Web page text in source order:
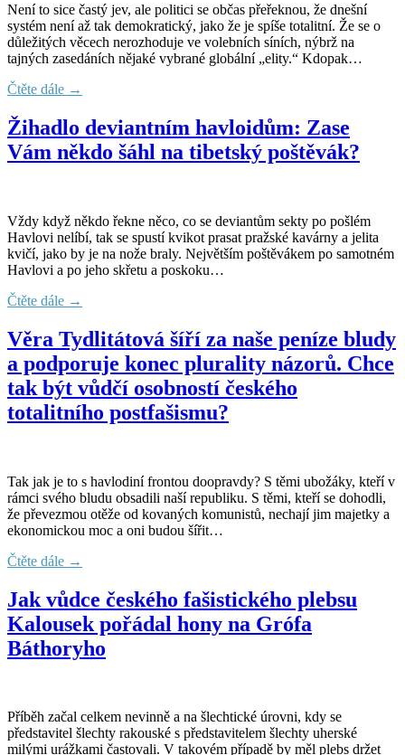
Není to sice častý jev, ale politici se občas přeřeknou, že dnešní
systém není až tak demokratický, jako že je spíše totalitní. Že se o
důležitých věcech nerozhoduje ve volebních síních, nýbrž na
tajných zasedáních nějaké vybrané globální „elity.“ Kdopak…
Čtěte dále →
Žihadlo deviantním havloidům: Zase
Vám někdo šáhl na tibetský poštěvák?
Vždy když někdo řekne něco, co se deviantům sekty po pošlém
Havlovi nelíbí, tak se spustí kvikot prasat pražské kavárny a jelita
kvičí, jako by je na nože braly. Největším poštěvákem po samotném
Havlovi a po jeho skřetu a poskoku…
Čtěte dále →
Věra Tydlitátová šíří za naše peníze bludy
a podporuje konec plurality názorů. Chce
tak být vůdčí osobností českého
totalitního postfašismu?
Tak jak je to s havlodiní frontou doopravdy? S těmi ubožáky, kteří v
rámci svého bludu obsadili naší republiku. S těmi, kteří se dohodli,
že převezmou otěže od kovaných komunistů, nechají jim majetky a
ekonomickou moc a oni budou šířit…
Čtěte dále →
Jak vůdce českého fašistického plebsu
Kalousek pořádal hony na Grófa
Báthoryho
Příběh začal celkem nevinně a na šlechtické úrovni, kdy se
představitel šlechty rakouské s představitelem šlechty uherské
milými urážkami častovali. V takovém případě by měl plebs držet